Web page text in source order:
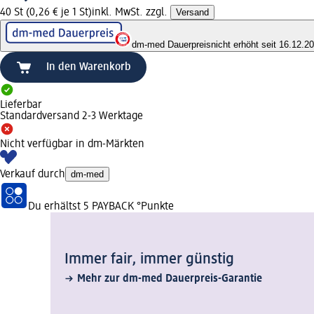
40 St (0,26 € je 1 St)inkl. MwSt. zzgl. Versand
dm-med Dauerpreisnicht erhöht seit
In den Warenkorb
Lieferbar
Standardversand 2-3 Werktage
Nicht verfügbar in dm-Märkten
Verkauf durch dm-med
Du erhältst 5 PAYBACK °Punkte
Immer fair,­ immer günstig
Mehr zur dm-med Dauerpreis-Garantie